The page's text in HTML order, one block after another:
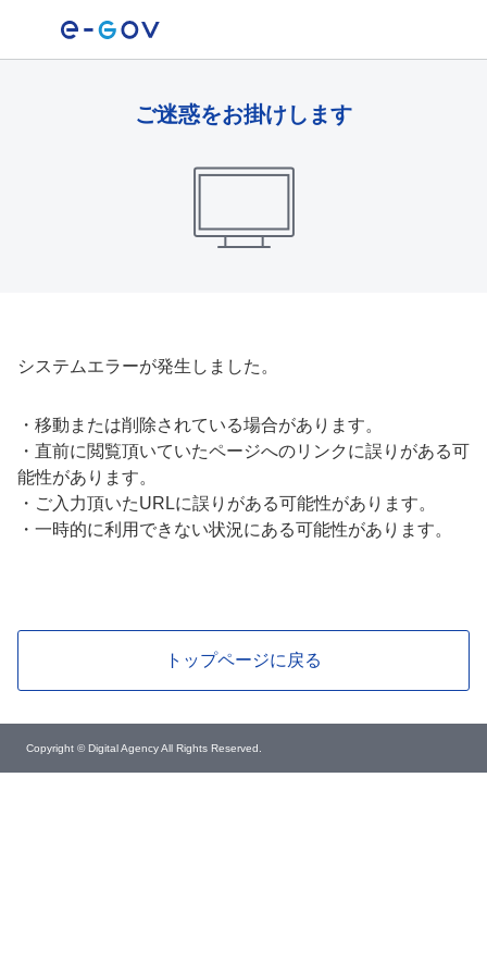
ご迷惑をお掛けします
システムエラーが発生しました。
・ 移動または削除されている場合があります。
・ 直前に閲覧頂いていたページへのリンクに誤りがある可
能性があります。
・ ご入力頂いたURLに誤りがある可能性があります。
・ 一時的に利用できない状況にある可能性があります。
トップページに戻る
Copyright © Digital Agency All Rights Reserved.